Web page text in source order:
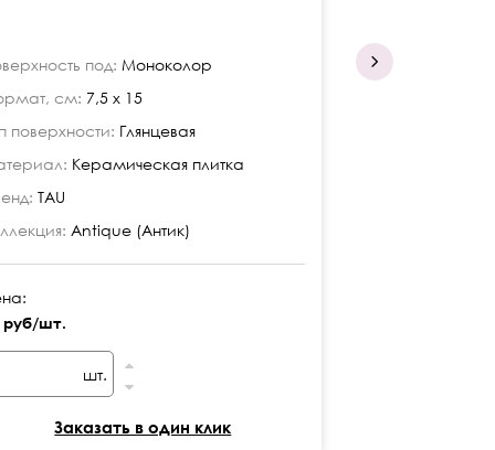
под: Моноколор
см: 7,5 x 15
поверхности: Глянцевая
Керамическая плитка
TAU
Antique (Антик)
руб/шт.
шт.
Заказать в один клик
Поверхность